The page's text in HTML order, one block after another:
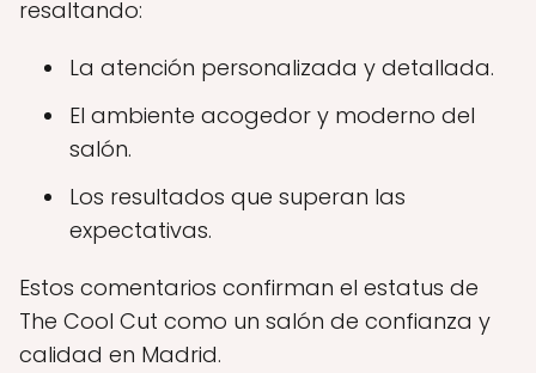
resaltando:
La atención personalizada y detallada.
El ambiente acogedor y moderno del
salón.
Los resultados que superan las
expectativas.
Estos comentarios confirman el estatus de
The Cool Cut como un salón de confianza y
calidad en Madrid.